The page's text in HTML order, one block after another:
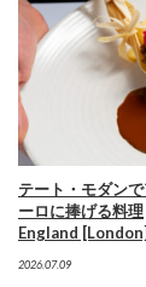
テート・モダン
ーロに捧げる料理
England [London]
2026.07.09